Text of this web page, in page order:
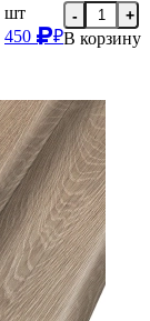
шт
450
₽
- +
В корзину